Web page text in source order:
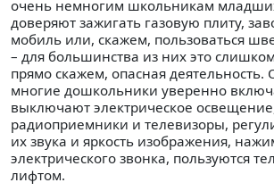
очень немногим школьникам
доверяют зажигать газовую плиту,
мобиль или, скажем, пользоваться
– для большинства из них это
прямо скажем, опасная деятельность.
многие до­школьники уверенно
выключают электричес­кое
радиоприемники и телевизоры,
их звука и яркость изображения,
электрического звонка, пользуются
лифтом.